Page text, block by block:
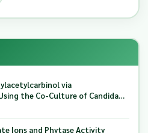
via
the Co-Culture of Candida
and Saccharomyces cerevisiae
Ions and Phytase Activity